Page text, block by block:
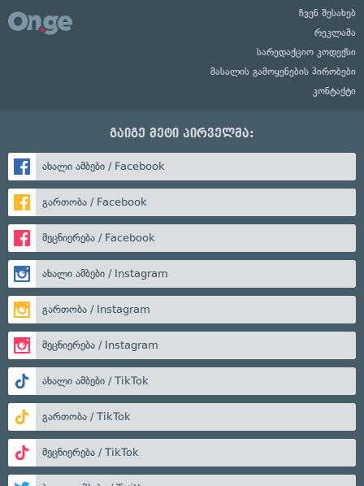
ჩვენ შესახებ
რეკლამა
სარედაქციო კოდექსი
მასალის გამოყენების პირობები
კონტაქტი
გაიგე მეტი პირველმა:
ახალი ამბები / Facebook
გართობა / Facebook
მეცნიერება / Facebook
ახალი ამბები / Instagram
გართობა / Instagram
მეცნიერება / Instagram
ახალი ამბები / TikTok
გართობა / TikTok
მეცნიერება / TikTok